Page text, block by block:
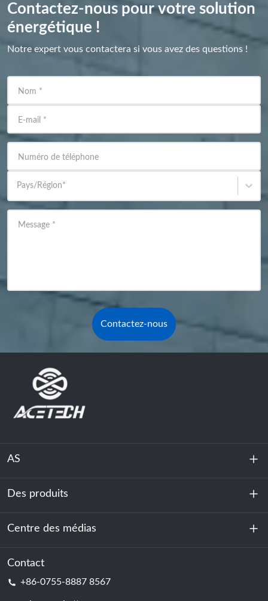
Contactez-nous pour votre solution
énergétique !
Notre expert vous contactera si vous avez des questions !
Nom *
E-mail *
Numéro de téléphone
Pays/Région*
Message *
Contactez-nous
AS
À propos de nous
Durabilité
Des produits
Stockage d'énergie
Centre de données et salle des serveurs
Centre des médias
Nouvelles
Contact
+86-0755-8887 8567